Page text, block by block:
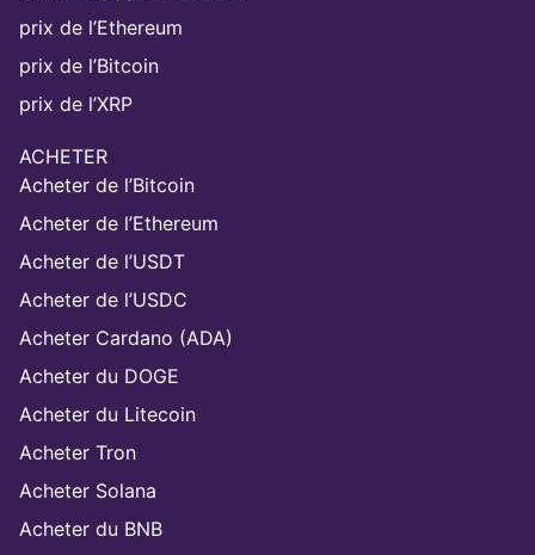
prix de l’Ethereum
prix de l’Bitcoin
prix de l’XRP
ACHETER
Acheter de l’Bitcoin
Acheter de l’Ethereum
Acheter de l’USDT
Acheter de l’USDC
Acheter Cardano (ADA)
Acheter du DOGE
Acheter du Litecoin
Acheter Tron
Acheter Solana
Acheter du BNB